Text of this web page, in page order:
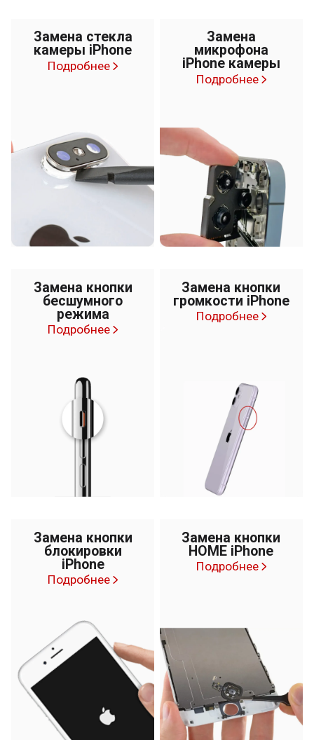
Замена стекла
камеры iPhone
Подробнее
Замена
микрофона
iPhone камеры
Подробнее
Замена кнопки
бесшумного
режима
Подробнее
Замена кнопки
громкости iPhone
Подробнее
Замена кнопки
блокировки
iPhone
Подробнее
Замена кнопки
HOME iPhone
Подробнее